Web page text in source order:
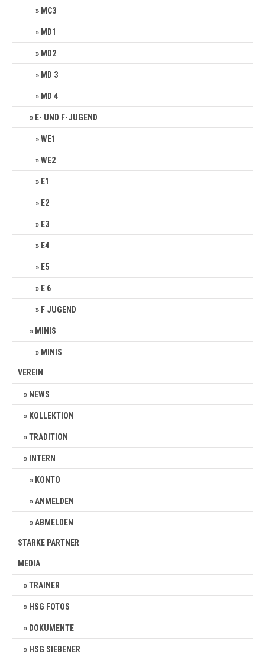
MC3
MD1
MD2
MD 3
MD 4
E- UND F-JUGEND
WE1
WE2
E1
E2
E3
E4
E5
E 6
F JUGEND
MINIS
MINIS
VEREIN
NEWS
KOLLEKTION
TRADITION
INTERN
KONTO
ANMELDEN
ABMELDEN
STARKE PARTNER
MEDIA
TRAINER
HSG FOTOS
DOKUMENTE
HSG SIEBENER